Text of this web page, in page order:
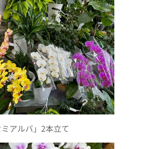
アルバ」2本立て